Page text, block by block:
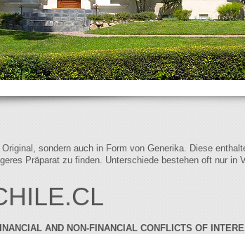
sondern auch in Form von Generika. Diese
Präparat zu finden. Unterschiede bestehen oft nur in
AND NON-FINANCIAL CONFLICTS OF